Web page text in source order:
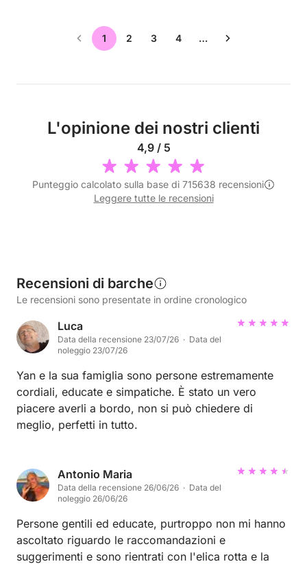
1 2 3 4 …
L'opinione dei nostri clienti
4,9 / 5
Punteggio calcolato sulla base di 715638 recensioni
Leggere tutte le recensioni
Recensioni di barche
Le recensioni sono presentate in ordine cronologico
Luca
Data della recensione 23/07/26 · Data del
noleggio 23/07/26
Yan e la sua famiglia sono persone estremamente
cordiali, educate e simpatiche. È stato un vero
piacere averli a bordo, non si può chiedere di
meglio, perfetti in tutto.
Antonio Maria
Data della recensione 26/06/26 · Data del
noleggio 26/06/26
Persone gentili ed educate, purtroppo non mi hanno
ascoltato riguardo le raccomandazioni e
suggerimenti e sono rientrati con l'elica rotta e la